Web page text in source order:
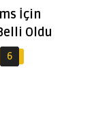
İçin
Oldu
6